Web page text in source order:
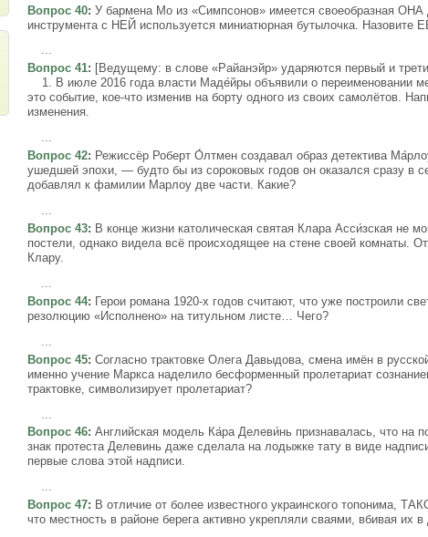
Вопрос 40: У бармена Мо из «Симпсонов» имеется своеобразная ОНА
инструмента с НЕЙ используется миниатюрная бутылочка. Назовите
...
Вопрос 41: [Ведущему: в слове «Райанэйр» ударяются первый и
1. В июле 2016 года власти Маде́йры объявили о переименовании
это событие, кое-что изменив на борту одного из своих самолётов.
изменения.
...
Вопрос 42: Режиссёр Роберт О́лтмен создавал образ детектива
ушедшей эпохи, — будто бы из сороковых годов он оказался сразу в
добавлял к фамилии Марлоу две части. Какие?
...
Вопрос 43: В конце жизни католическая святая Клара Асси́зская не
постели, однако видела всё происходящее на стене своей комнаты.
Клару.
Вопрос 44: Герои романа 1920-х годов считают, что уже построили
резолюцию «Исполнено» на титульном листе… Чего?
Вопрос 45: Согласно трактовке Олега Давыдова, смена имён в
именно учение Маркса наделило бесформенный пролетариат
трактовке, символизирует пролетариат?
Вопрос 46: Английская модель Ка́ра Делеви́нь признавалась, что на
знак протеста Делевинь даже сделала на лодыжке тату в виде
первые слова этой надписи.
...
Вопрос 47: В отличие от более известного украинского топонима,
что местность в районе берега активно укрепляли сваями, вбивая